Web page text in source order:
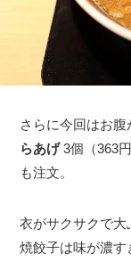
さらに今回はお
らあげ3個（363
も注文。
衣がサクサクで大
焼餃子は味が濃